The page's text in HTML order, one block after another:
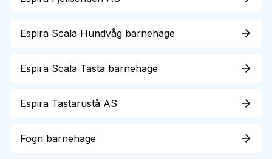
Espira Scala Hundvåg barnehage
Espira Scala Tasta barnehage
Espira Tastarustå AS
Fogn barnehage